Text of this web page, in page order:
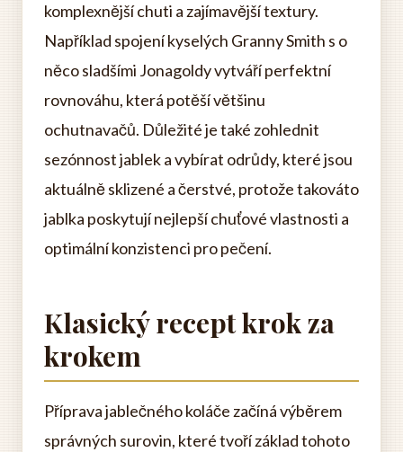
komplexnější chuti a zajímavější textury.
Například spojení kyselých Granny Smith s o
něco sladšími Jonagoldy vytváří perfektní
rovnováhu, která potěší většinu
ochutnavačů. Důležité je také zohlednit
sezónnost jablek a vybírat odrůdy, které jsou
aktuálně sklizené a čerstvé, protože takováto
jablka poskytují nejlepší chuťové vlastnosti a
optimální konzistenci pro pečení.
Klasický recept krok za
krokem
Příprava jablečného koláče začíná výběrem
správných surovin, které tvoří základ tohoto